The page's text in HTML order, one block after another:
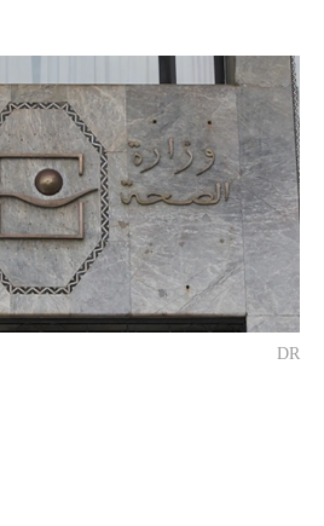
DR